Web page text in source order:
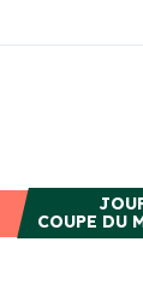
COUPE DU